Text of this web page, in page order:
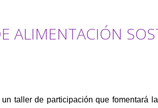
ALIMENTACIÓN
taller de participación que fomentará